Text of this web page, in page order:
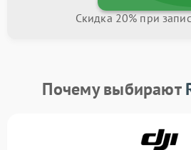
Скидка 20% при
Почему выбирают